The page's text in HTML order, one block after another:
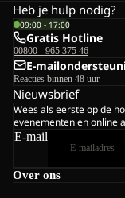
Over ons
Heb je hulp nodig?
09:00 - 17:00
Gratis Hotline
00800 - 965 375 46
E-
Reacties binnen 48 uur
Nieuwsbrief
Wees als eerste op de
evenementen en online
E-mail